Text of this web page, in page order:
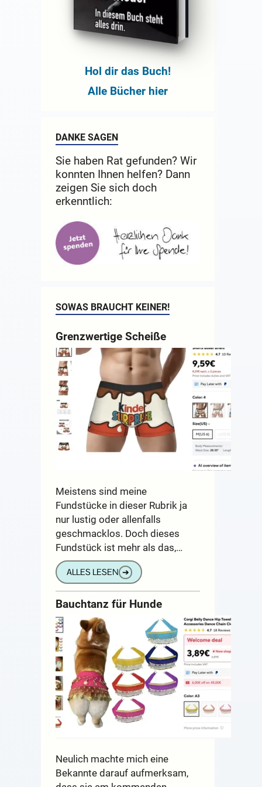
Hol dir das Buch!
Alle Bücher hier
DANKE SAGEN
Sie haben Rat gefunden? Wir
konnten Ihnen helfen? Dann
zeigen Sie sich doch
erkenntlich:
SOWAS BRAUCHT KEINER!
Grenzwertige Scheiße
Meistens sind meine
Fundstücke in dieser Rubrik ja
nur lustig oder allenfalls
geschmacklos. Doch dieses
Fundstück ist mehr als das,…
ALLES LESEN ➔
Bauchtanz für Hunde
Neulich machte mich eine
Bekannte darauf aufmerksam,